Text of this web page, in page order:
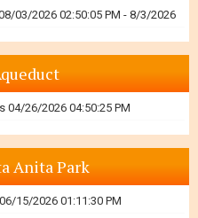
03/2026 02:50:05 PM - 8/3/2026
04/26/2026 04:50:25 PM
Anita Park
15/2026 01:11:30 PM